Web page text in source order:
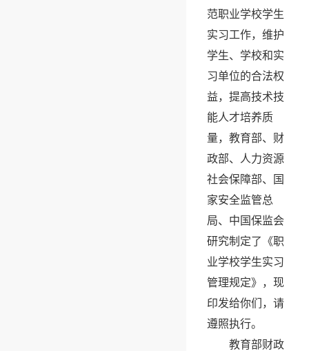
范职业学校学生
实习工作，维护
学生、学校和实
习单位的合法权
益，提高技术技
能人才培养质
量，教育部、财
政部、人力资源
社会保障部、国
家安全监管总
局、中国保监会
研究制定了《职
业学校学生实习
管理规定》，现
印发给你们，请
遵照执行。
教育部财政